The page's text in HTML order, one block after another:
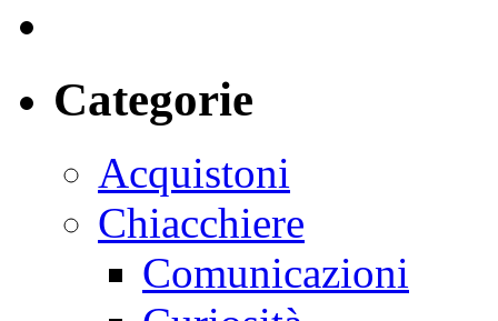
Categorie
Acquistoni
Chiacchiere
Comunicazioni